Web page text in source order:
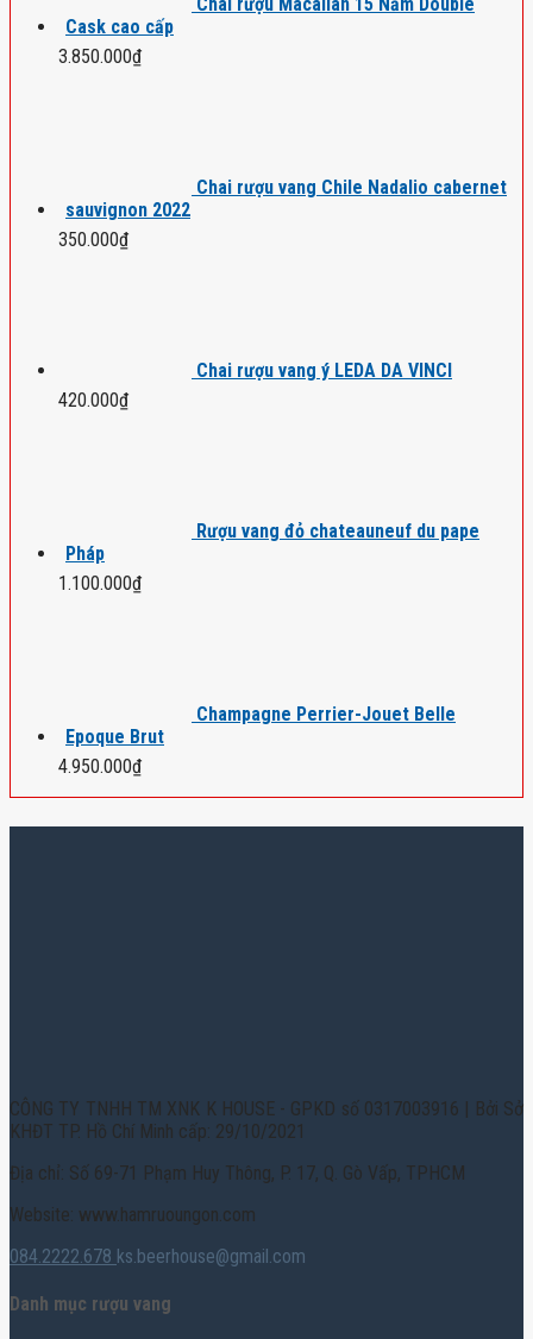
Cask cao cấp
3.850.000₫
Chai rượu vang Chile Nadalio cabernet
sauvignon 2022
350.000₫
Chai rượu vang ý LEDA DA VINCI
420.000₫
Rượu vang đỏ chateauneuf du pape
Pháp
1.100.000₫
Champagne Perrier-Jouet Belle
Epoque Brut
4.950.000₫
CÔNG TY TNHH TM XNK K HOUSE - GPKD số 0317003916 | Bởi Sở
KHĐT TP. Hồ Chí Minh cấp: 29/10/2021
Địa chỉ: Số 69-71 Phạm Huy Thông, P. 17, Q. Gò Vấp, TPHCM
Website: www.hamruoungon.com
084.2222.678 ks.beerhouse@gmail.com
Danh mục rượu vang